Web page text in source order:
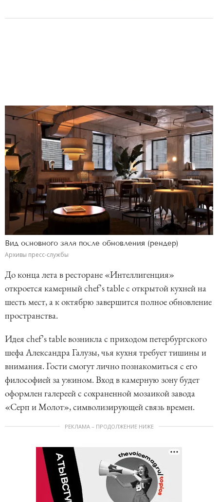
Вид основного зала после обновления (рендер)
Архивы пресс-службы
До конца лета в ресторане «Интеллигенция»
откроется камерный chef’s table с открытой кухней на
шесть мест, а к октябрю завершится полное обновление
пространства.
Идея chef’s table возникла с приходом петербургского
шефа Александра Галузы, чья кухня требует тишины и
внимания. Гости смогут лично познакомиться с его
философией за ужином. Вход в камерную зону будет
оформлен галереей с сохраненной мозаикой завода
«Серп и Молот», символизирующей связь времен.
РЕКЛАМА – ПРОДОЛЖЕНИЕ НИЖЕ